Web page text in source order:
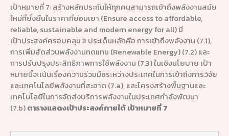
เป้าหมายที่ 7: สร้างหลักประกันให้ทุกคนสามารถเข้าถึงพลังงานสมัย
ใหม่ที่ยั่งยืนในราคาที่ย่อมเยา (Ensure access to affordable,
reliable, sustainable and modern energy for all) มี
เป้าประสงค์ครอบคลุม 3 ประเด็นหลักคือ การเข้าถึงพลังงาน (7.1),
การเพิ่มสัดส่วนพลังงานทดแทน (Renewable Energy) (7.2) และ
การปรับปรุงประสิทธิภาพการใช้พลังงาน (7.3) ในเชิงนโยบาย เป้า
หมายนี้จะเน้นเรื่องความร่วมมือระหว่างประเทศในการเข้าถึงการวิจัย
และเทคโนโลยีพลังงานที่สะอาด (7.a), และโครงสร้างพื้นฐานและ
เทคโนโลยีในการจัดส่งบริการพลังงานในประเทศกำลังพัฒนา
(7.b)ตารางแสดงเป้าประสงค์ภายใต้ เป้าหมายที่ 7